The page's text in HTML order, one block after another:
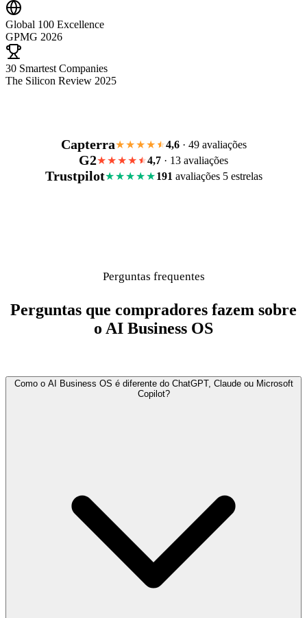
Global 100 Excellence
GPMG 2026
30 Smartest Companies
The Silicon Review 2025
Capterra★★★★ 4,6· 49 avaliações
G2★★★★ 4,7 · 13 avaliações
Trustpilot★★★★★191 avaliações 5 estrelas
Perguntas frequentes
Perguntas que compradores fazem sobre
o AI Business OS
Como o AI Business OS é diferente do ChatGPT, Claude ou Microsoft
Copilot?